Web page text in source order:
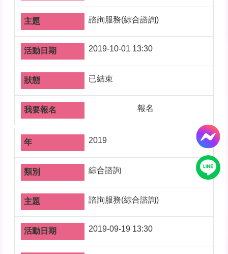
諮詢服務(綜合諮詢)
2019-10-01 13:30
已結束
報名
2019
綜合諮詢
諮詢服務(綜合諮詢)
2019-09-19 13:30